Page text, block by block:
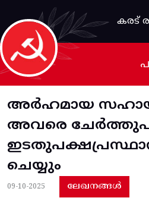
Skip to main content
കരട്
അർഹമായ
അവരെ
ചെയ്യും
09-10-2025 ലേഖനങ്ങൾ